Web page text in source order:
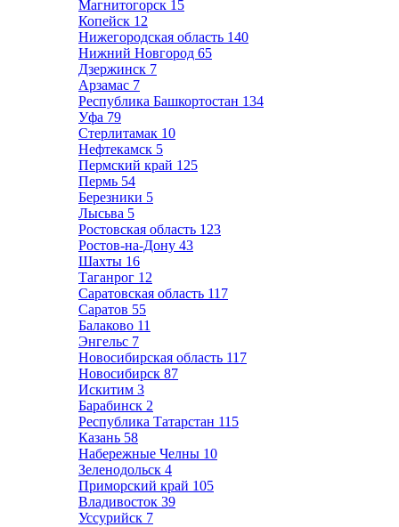
Магнитогорск 15
Копейск 12
Нижегородская область 140
Нижний Новгород 65
Дзержинск 7
Арзамас 7
Республика Башкортостан 134
Уфа 79
Стерлитамак 10
Нефтекамск 5
Пермский край 125
Пермь 54
Березники 5
Лысьва 5
Ростовская область 123
Ростов-на-Дону 43
Шахты 16
Таганрог 12
Саратовская область 117
Саратов 55
Балаково 11
Энгельс 7
Новосибирская область 117
Новосибирск 87
Искитим 3
Барабинск 2
Республика Татарстан 115
Казань 58
Набережные Челны 10
Зеленодольск 4
Приморский край 105
Владивосток 39
Уссурийск 7